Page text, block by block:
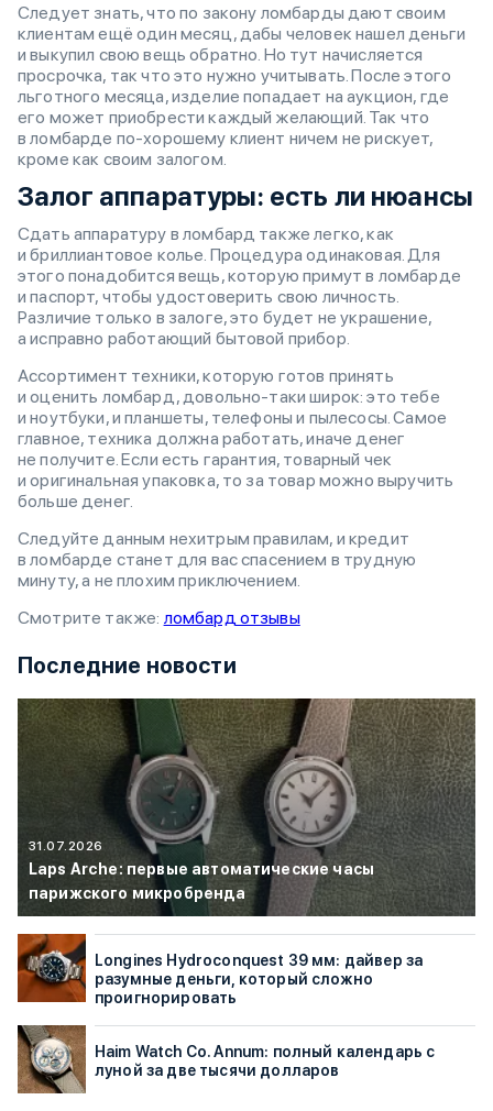
Следует знать, что по закону ломбарды дают своим
клиентам ещё один месяц, дабы человек нашел деньги
и выкупил свою вещь обратно. Но тут начисляется
просрочка, так что это нужно учитывать. После этого
льготного месяца, изделие попадает на аукцион, где
его может приобрести каждый желающий. Так что
в ломбарде по-хорошему клиент ничем не рискует,
кроме как своим залогом.
Залог аппаратуры: есть ли нюансы
Сдать аппаратуру в ломбард также легко, как
и бриллиантовое колье. Процедура одинаковая. Для
этого понадобится вещь, которую примут в ломбарде
и паспорт, чтобы удостоверить свою личность.
Различие только в залоге, это будет не украшение,
а исправно работающий бытовой прибор.
Ассортимент техники, которую готов принять
и оценить ломбард, довольно-таки широк: это тебе
и ноутбуки, и планшеты, телефоны и пылесосы. Самое
главное, техника должна работать, иначе денег
не получите. Если есть гарантия, товарный чек
и оригинальная упаковка, то за товар можно выручить
больше денег.
Следуйте данным нехитрым правилам, и кредит
в ломбарде станет для вас спасением в трудную
минуту, а не плохим приключением.
Смотрите также: ломбард отзывы
Последние новости
31.07.2026
Laps Arche: первые автоматические часы
парижского микробренда
Longines Hydroconquest 39 мм: дайвер за
разумные деньги, который сложно
проигнорировать
Haim Watch Co. Annum: полный календарь с
луной за две тысячи долларов